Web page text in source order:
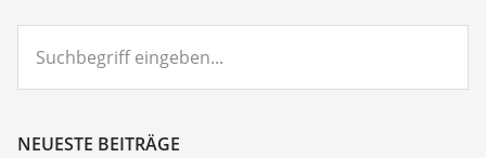
eingeben...
NEUESTE BEITRÄGE